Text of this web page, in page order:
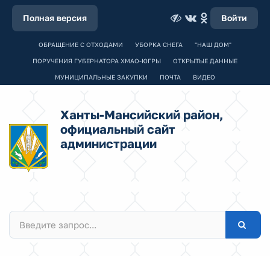
Полная версия Войти
ОБРАЩЕНИЕ С ОТХОДАМИ УБОРКА СНЕГА "НАШ ДОМ"
ПОРУЧЕНИЯ ГУБЕРНАТОРА ХМАО-ЮГРЫ ОТКРЫТЫЕ ДАННЫЕ
МУНИЦИПАЛЬНЫЕ ЗАКУПКИ ПОЧТА ВИДЕО
Ханты-Мансийский район,
официальный сайт
администрации